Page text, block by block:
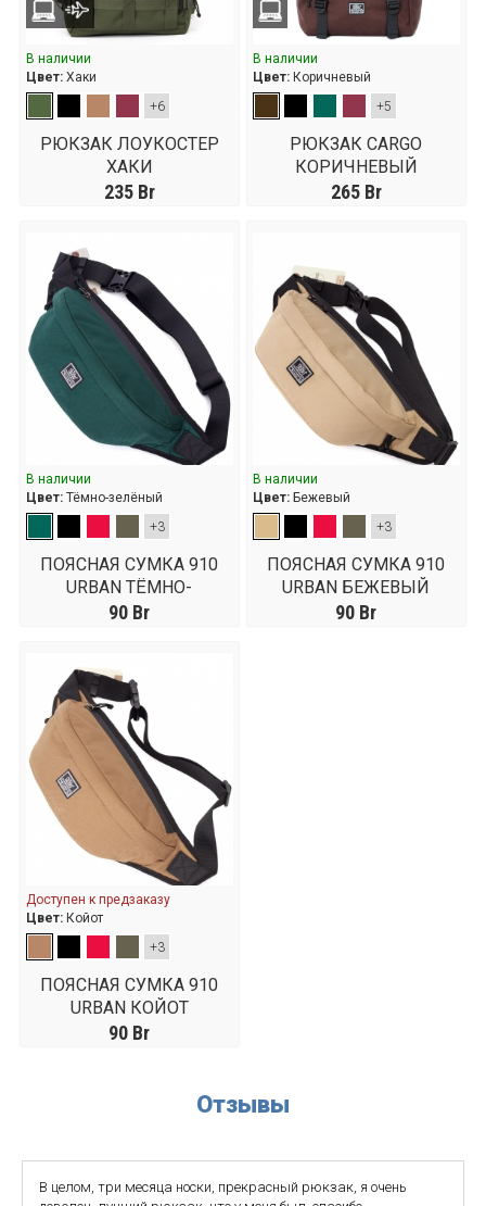
В наличии
Цвет:Хаки
+6
РЮКЗАК ЛОУКОСТЕР
ХАКИ
235 Br
В наличии
Цвет: Коричневый
+5
РЮКЗАК CARGO
КОРИЧНЕВЫЙ
265 Br
В наличии
Цвет:Тёмно-зелёный
+3
ПОЯСНАЯ СУМКА 910
URBAN ТЁМНО-
ЗЕЛЁНЫЙ
90 Br
В наличии
Цвет: Бежевый
+3
ПОЯСНАЯ СУМКА 910
URBAN БЕЖЕВЫЙ
90 Br
Доступен к предзаказу
Цвет: Койот
+3
ПОЯСНАЯ СУМКА 910
URBAN КОЙОТ
90 Br
Отзывы
В целом, три месяца носки, прекрасный рюкзак, я очень